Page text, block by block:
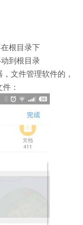
根目录下
到根目录
文件管理软件的，
：